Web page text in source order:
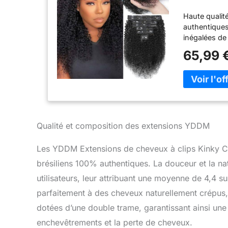
Noirs
Haute
inégalées
s'agissait
de cheveux
à clipser
dommage à
comprend
cheveux à
envies. Il
haute
métal de
un confort
à thème ou
dans
65,99
Qualité et composition des extensions YDDM
Les YDDM Extensions de cheveux à clips Kinky
brésiliens 100% authentiques. La douceur et la
utilisateurs, leur attribuant une moyenne de 4,4
parfaitement à des cheveux naturellement
dotées d’une double trame, garantissant ainsi
enchevêtrements et la perte de cheveux.